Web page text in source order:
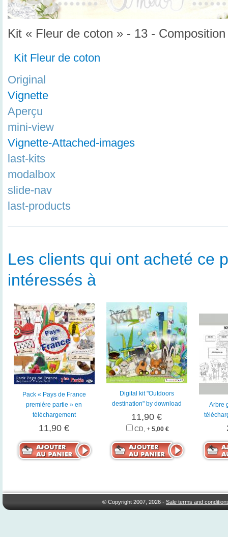
Kit « Fleur de coton » - 13 - Composition
Kit Fleur de coton
Original
Vignette
Aperçu
mini-view
Vignette-Attached-images
last-kits
modalbox
slide-nav
last-products
Les clients qui ont acheté ce
intéressés à
Pack « Pays de France
première partie » en
téléchargement
11,90 €
Digital kit "Outdoors
destination" by download
11,90 €
CD, + 5,00 €
Arbre
© Copyright 2007, 2026 -Sale terms and